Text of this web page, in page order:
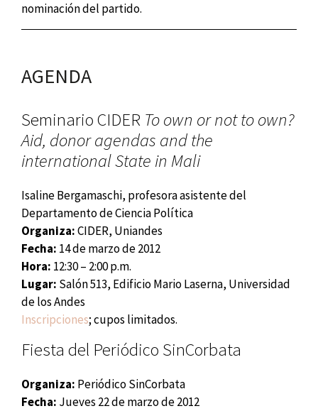
nominación del partido.
AGENDA
Seminario CIDER To own or not to own?
Aid, donor agendas and the
international State in Mali
Isaline Bergamaschi, profesora asistente del
Departamento de Ciencia Política
Organiza:CIDER, Uniandes
Fecha: 14 de marzo de 2012
Hora: 12:30 – 2:00 p.m.
Lugar: Salón 513, Edificio Mario Laserna, Universidad
de los Andes
Inscripciones; cupos limitados.
Fiesta del Periódico SinCorbata
Organiza: Periódico SinCorbata
Fecha: Jueves 22 de marzo de 2012